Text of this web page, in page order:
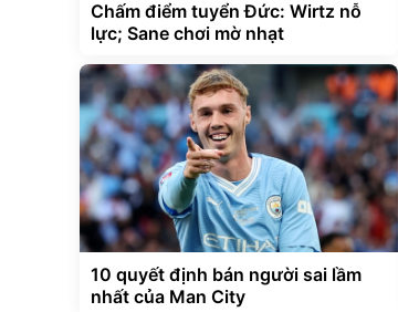
Chấm điểm tuyển Đức: Wirtz nỗ
lực; Sane chơi mờ nhạt
10 quyết định bán người sai lầm
nhất của Man City